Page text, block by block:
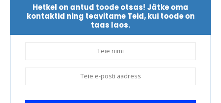
Hetkel on antud toode otsas! Jätke oma
kontaktid ning teavitame Teid, kui toode on
taas laos.